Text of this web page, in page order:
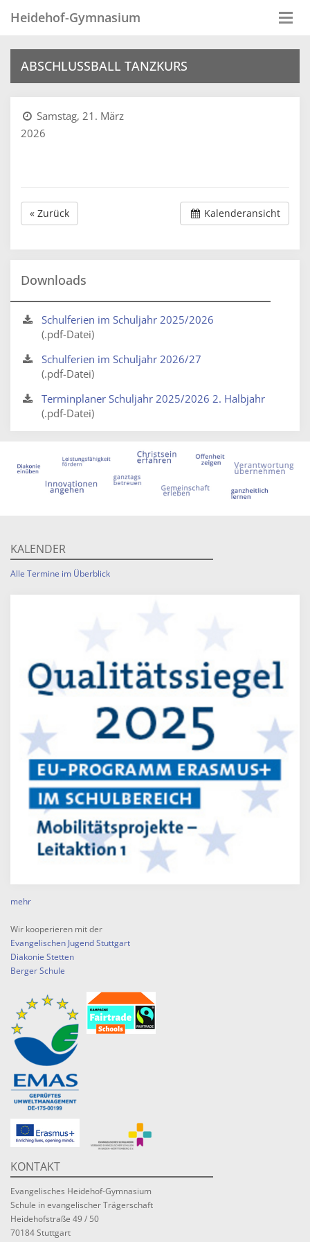
Heidehof-Gymnasium
ABSCHLUSSBALL TANZKURS
Samstag, 21. März
2026
« Zurück Kalenderansicht
Downloads
Schulferien im Schuljahr 2025/2026
(.pdf-Datei)
Schulferien im Schuljahr 2026/27
(.pdf-Datei)
Terminplaner Schuljahr 2025/2026 2. Halbjahr
(.pdf-Datei)
KALENDER
Alle Termine im Überblick
mehr
Wir kooperieren mit der
Evangelischen Jugend Stuttgart
Diakonie Stetten
Berger Schule
KONTAKT
Evangelisches Heidehof-Gymnasium
Schule in evangelischer Trägerschaft
Heidehofstraße 49 / 50
70184 Stuttgart